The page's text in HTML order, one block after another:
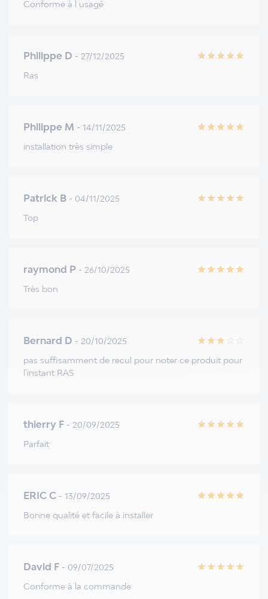
Conforme à l usagé
Philippe D - 27/12/2025 star star star star star
Ras
Philippe M - 14/11/2025 star star star star star
installation très simple
Patrick B - 04/11/2025 star star star star star
Top
raymond P - 26/10/2025 star star star star star
Très bon
Bernard D - 20/10/2025 star star star
pas suffisamment de recul pour noter ce produit pour
l'instant RAS
thierry F - 20/09/2025 star star star star star
Parfait
ERIC C - 13/09/2025 star star star star star
Bonne qualité et facile à installer
David F - 09/07/2025 star star star star star
Conforme à la commande